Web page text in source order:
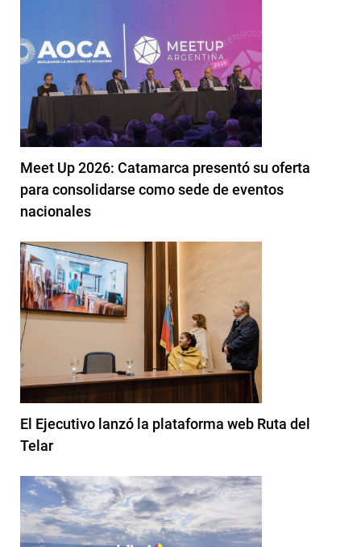
Meet Up 2026: Catamarca presentó su oferta
para consolidarse como sede de eventos
nacionales
El Ejecutivo lanzó la plataforma web Ruta del
Telar